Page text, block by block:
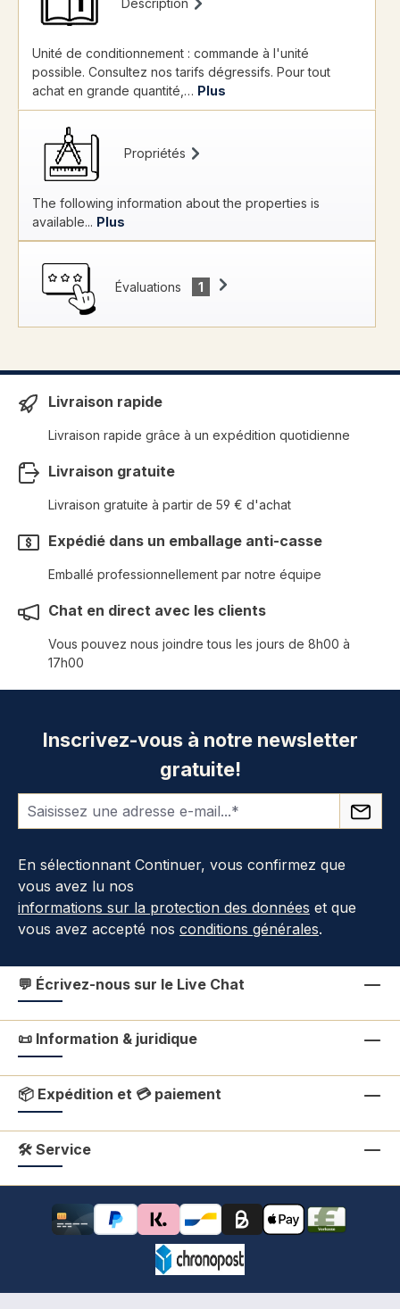
Unité de conditionnement : commande à l'unité
possible. Consultez nos tarifs dégressifs. Pour tout
achat en grande quantité,… Plus
Propriétés
The following information about the properties is
available... Plus
Évaluations 1
Livraison rapide
Livraison rapide grâce à un expédition quotidienne
Livraison gratuite
Livraison gratuite à partir de 59 € d'achat
Expédié dans un emballage anti-casse
Emballé professionnellement par notre équipe
Chat en direct avec les clients
Vous pouvez nous joindre tous les jours de 8h00 à
17h00
Inscrivez-vous à notre newsletter
gratuite!
En sélectionnant Continuer, vous confirmez que
vous avez lu nos
informations sur la protection des données et que
vous avez accepté nos conditions générales.
💬 Écrivez-nous sur le Live Chat
📜 Information & juridique
📦 Expédition et 💳 paiement
🛠 Service